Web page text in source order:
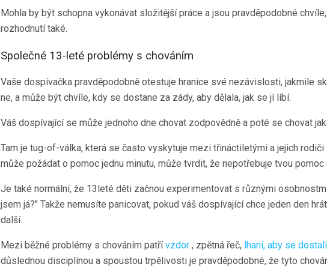
Mohla by být schopna vykonávat složitější práce a jsou pravděpodobné
rozhodnutí také.
Společné 13-leté problémy s chováním
Vaše dospívačka pravděpodobně otestuje hranice své nezávislosti, jakmile
ne, a může být chvíle, kdy se dostane za zády, aby dělala, jak se jí líbí.
Váš dospívající se může jednoho dne chovat zodpovědně a poté se chovat
Tam je tug-of-válka, která se často vyskytuje mezi třináctiletými a jejich
může požádat o pomoc jednu minutu, může tvrdit, že nepotřebuje tvou pomoc
Je také normální, že 13leté děti začnou experimentovat s různými
jsem já?" Takže nemusíte panicovat, pokud váš dospívající chce jeden den
další.
Mezi běžné problémy s chováním patřívzdor , zpětná řeč, lhaní, aby se
důslednou disciplínou a spoustou trpělivosti je pravděpodobné, že tyto